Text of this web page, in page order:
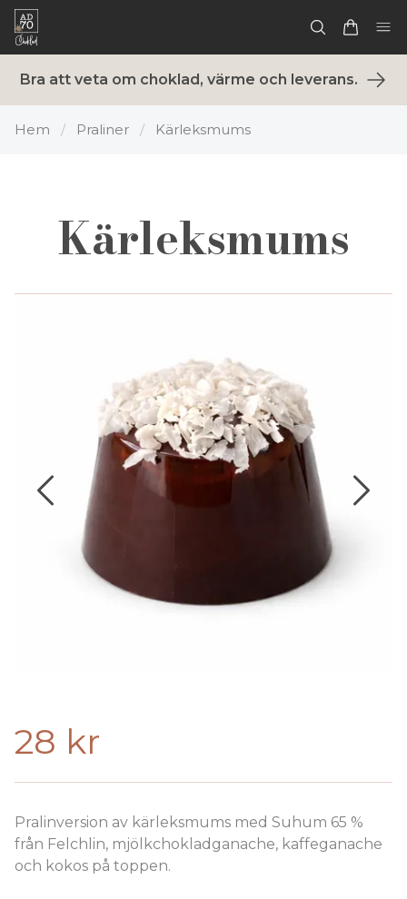
Bra att veta om choklad, värme och leverans.
Hem / Praliner / Kärleksmums
Kärleksmums
28 kr
Pralinversion av kärleksmums med Suhum 65 %
från Felchlin, mjölkchokladganache, kaffeganache
och kokos på toppen.